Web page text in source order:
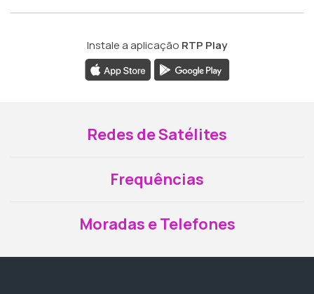
Instale a aplicação RTP Play
Redes de Satélites
Frequências
Moradas e Telefones